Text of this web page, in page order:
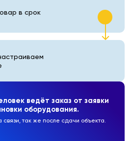
ведёт заказ от заявки
оборудования.
связи, так же после сдачи объекта.
в срок